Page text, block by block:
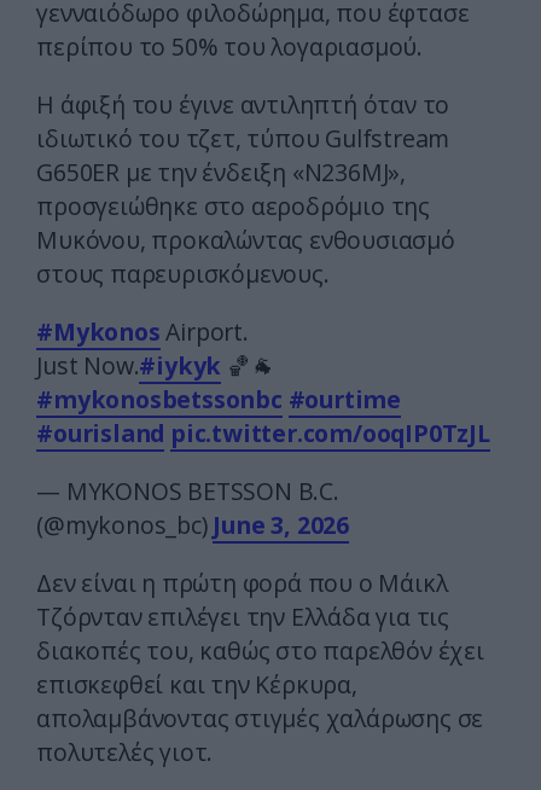
γενναιόδωρο φιλοδώρημα, που έφτασε
περίπου το 50% του λογαριασμού.
Η άφιξή του έγινε αντιληπτή όταν το
ιδιωτικό του τζετ, τύπου Gulfstream
G650ER με την ένδειξη «N236MJ»,
προσγειώθηκε στο αεροδρόμιο της
Μυκόνου, προκαλώντας ενθουσιασμό
στους παρευρισκόμενους.
#MykonosAirport.
Just Now.#iykyk 🏀🐐
#mykonosbetssonbc #ourtime
#ourisland pic.twitter.com/ooqIP0TzJL
— MYKONOS BETSSON B.C.
(@mykonos_bc) June 3, 2026
Δεν είναι η πρώτη φορά που ο Μάικλ
Τζόρνταν επιλέγει την Ελλάδα για τις
διακοπές του, καθώς στο παρελθόν έχει
επισκεφθεί και την Κέρκυρα,
απολαμβάνοντας στιγμές χαλάρωσης σε
πολυτελές γιοτ.